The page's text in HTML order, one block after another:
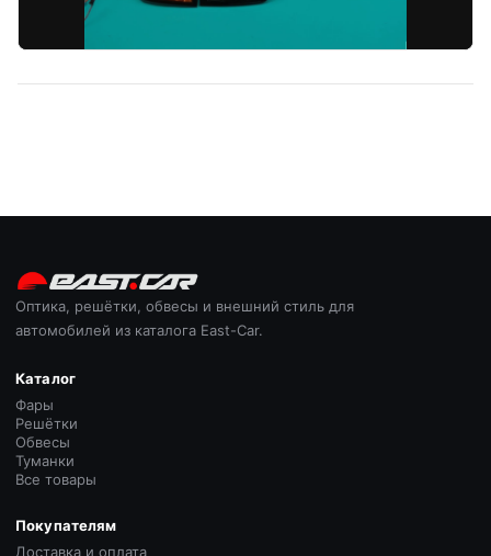
Оптика, решётки, обвесы и внешний стиль для
автомобилей из каталога East-Car.
Каталог
Фары
Решётки
Обвесы
Туманки
Все товары
Покупателям
Доставка и оплата